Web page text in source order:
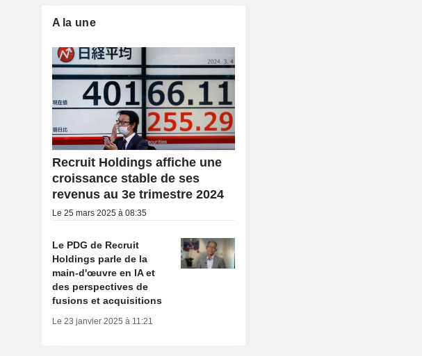
A la une
Recruit Holdings affiche une
croissance stable de ses
revenus au 3e trimestre 2024
Le 25 mars 2025 à 08:35
Le PDG de Recruit
Holdings parle de la
main-d'œuvre en IA et
des perspectives de
fusions et acquisitions
Le 23 janvier 2025 à 11:21